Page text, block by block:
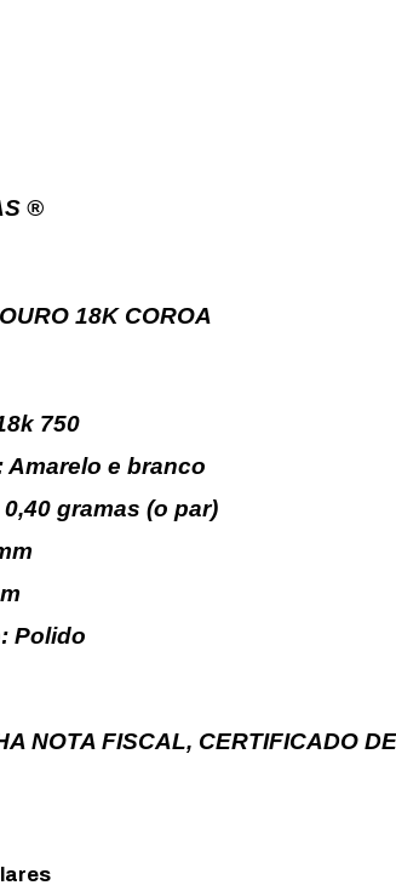
®
18K COROA
750
Amarelo e branco
gramas (o par)
Polido
NOTA FISCAL, CERTIFICADO